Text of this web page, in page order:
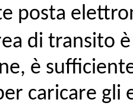
posta
di transito
è
caricare gli